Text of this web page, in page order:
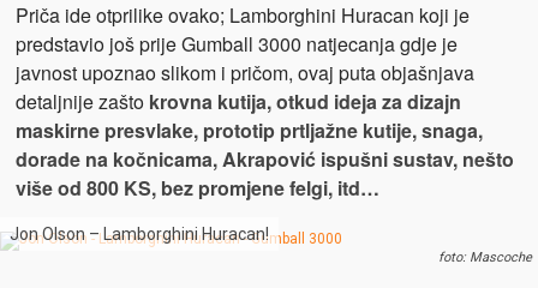
Priča ide otprilike ovako; Lamborghini Huracan koji je
predstavio još prije Gumball 3000 natjecanja gdje je
javnost upoznao slikom i pričom, ovaj puta objašnjava
detaljnije zašto krovna kutija, otkud ideja za dizajn
maskirne presvlake, prototip prtljažne kutije, snaga,
dorade na kočnicama, Akrapović ispušni sustav, nešto
više od 800 KS, bez promjene felgi, itd…
Jon Olson – Lamborghini Huracan!
foto: Mascoche